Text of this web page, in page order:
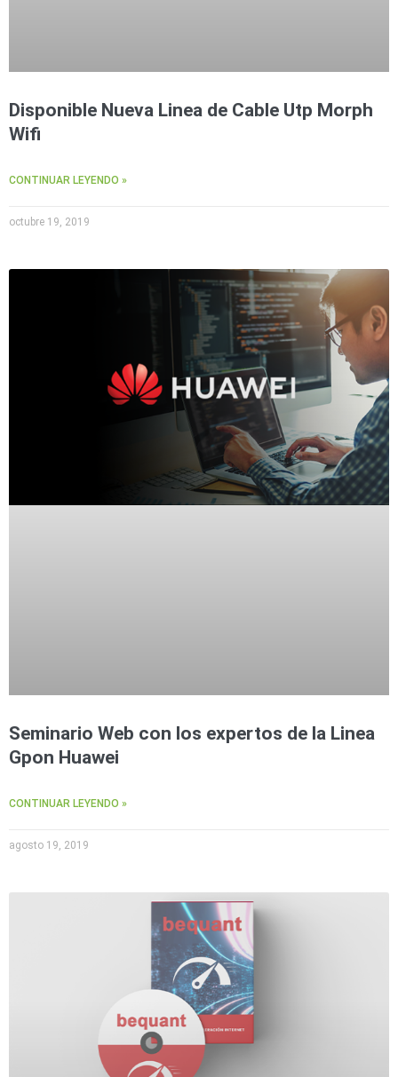
Disponible Nueva Linea de Cable Utp Morph
Wifi
CONTINUAR LEYENDO »
octubre 19, 2019
Seminario Web con los expertos de la Linea
Gpon Huawei
CONTINUAR LEYENDO »
agosto 19, 2019